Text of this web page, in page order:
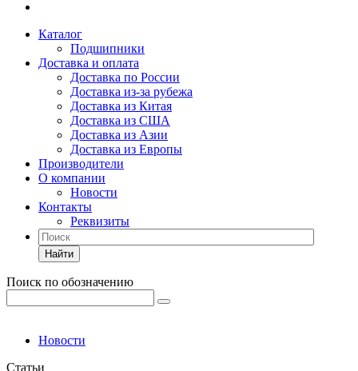
Каталог
Подшипники
Доставка и оплата
Доставка по России
Доставка из-за рубежа
Доставка из Китая
Доставка из США
Доставка из Азии
Доставка из Европы
Производители
О компании
Новости
Контакты
Реквизиты
Найти
Поиск по обозначению
Новости
Статьи